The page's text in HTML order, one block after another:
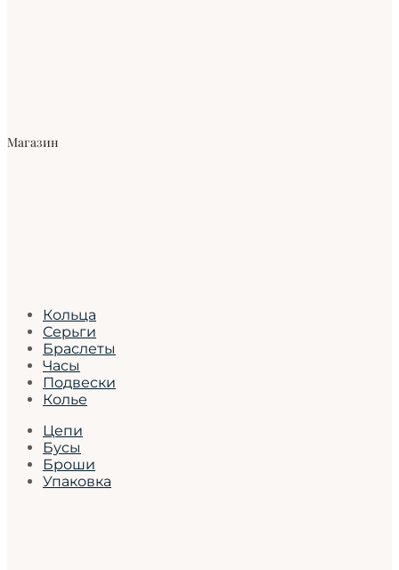
Магазин
Кольца
Серьги
Браслеты
Часы
Подвески
Колье
Цепи
Бусы
Броши
Упаковка